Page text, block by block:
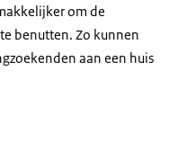
om de
benutten. Zo kunnen
aan een huis